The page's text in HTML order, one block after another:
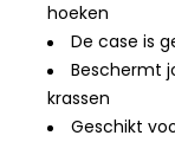
hoeken
De case is
Beschermt
krassen
Geschikt